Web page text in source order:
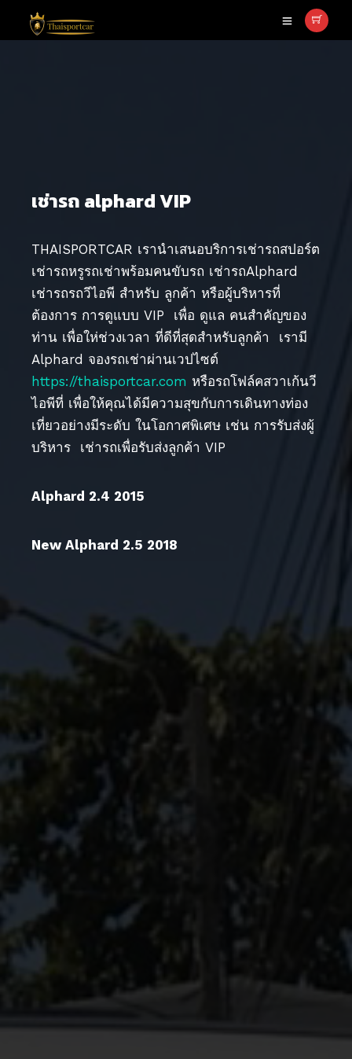
เช่ารถ alphard VIP
THAISPORTCAR เรานำเสนอบริการเช่ารถสปอร์ต
เช่ารถหรูรถเช่าพร้อมคนขับรถ เช่ารถAlphard
เช่ารถรถวีไอพี สำหรับ ลูกค้า หรือผู้บริหารที่
ต้องการ การดูแบบ VIP เพื่อ ดูแล คนสำคัญของ
ท่าน เพื่อให่ช่วงเวลา ที่ดีที่สุดสำหรับลูกค้า เรามี
Alphard จองรถเช่าผ่านเวปไซต์
https://thaisportcar.com หรือรถโฟล์คสวาเก้นวี
ไอพีที่ เพื่อให้คุณได้มีความสุขกับการเดินทางท่อง
เที่ยวอย่างมีระดับ ในโอกาศพิเศษ เช่น การรับส่งผู้
บริหาร เช่ารถเพื่อรับส่งลูกค้า VIP
Alphard 2.4 2015
New Alphard 2.5 2018